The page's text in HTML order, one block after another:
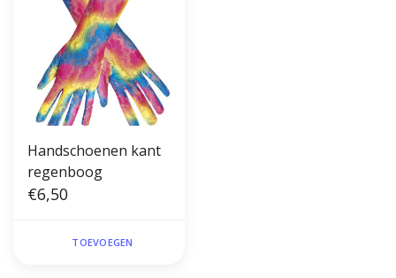
Handschoenen kant
regenboog
€6,50
TOEVOEGEN